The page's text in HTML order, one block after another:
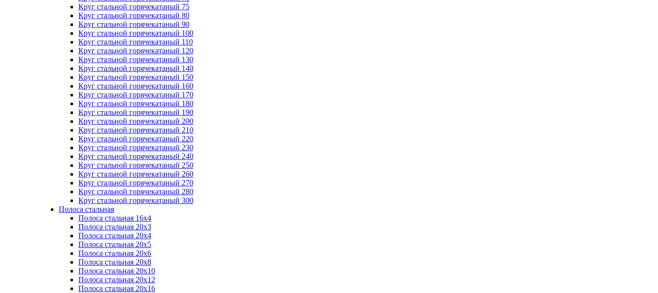
Круг стальной горячекатаный 75
Круг стальной горячекатаный 80
Круг стальной горячекатаный 90
Круг стальной горячекатаный 100
Круг стальной горячекатаный 110
Круг стальной горячекатаный 120
Круг стальной горячекатаный 130
Круг стальной горячекатаный 140
Круг стальной горячекатаный 150
Круг стальной горячекатаный 160
Круг стальной горячекатаный 170
Круг стальной горячекатаный 180
Круг стальной горячекатаный 190
Круг стальной горячекатаный 200
Круг стальной горячекатаный 210
Круг стальной горячекатаный 220
Круг стальной горячекатаный 230
Круг стальной горячекатаный 240
Круг стальной горячекатаный 250
Круг стальной горячекатаный 260
Круг стальной горячекатаный 270
Круг стальной горячекатаный 280
Круг стальной горячекатаный 300
Полоса стальная
Полоса стальная 16х4
Полоса стальная 20х3
Полоса стальная 20х4
Полоса стальная 20х5
Полоса стальная 20х6
Полоса стальная 20х8
Полоса стальная 20х10
Полоса стальная 20х12
Полоса стальная 20х16